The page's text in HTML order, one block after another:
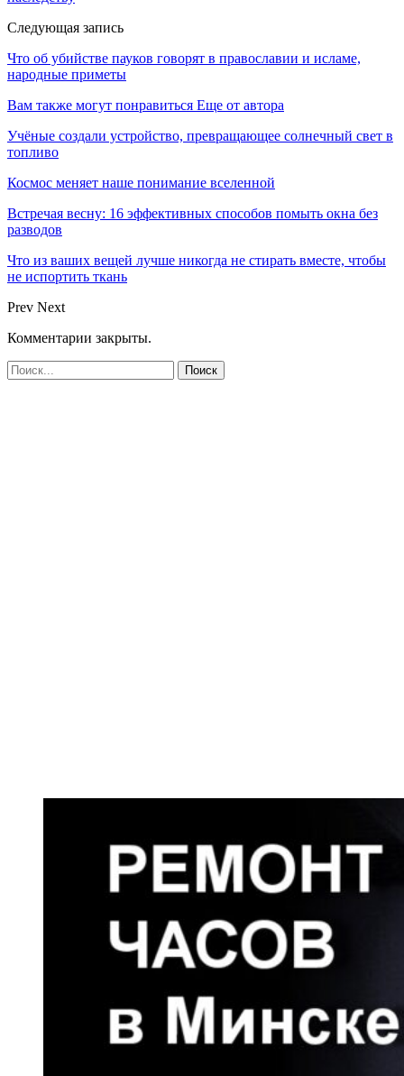
Следующая запись
Что об убийстве пауков говорят в православии и исламе,
народные приметы
Вам также могут понравиться Еще от автора
Учёные создали устройство, превращающее солнечный свет в
топливо
Космос меняет наше понимание вселенной
Встречая весну: 16 эффективных способов помыть окна без
разводов
Что из ваших вещей лучше никогда не стирать вместе, чтобы
не испортить ткань
Prev Next
Комментарии закрыты.